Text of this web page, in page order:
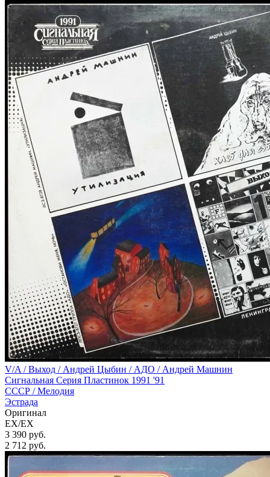
V/A / Выход / Андрей Цыбин / АДО / Андрей Машнин
Сигнальная Серия Пластинок 1991 '91
СССР /Мелодия
Эстрада
Оригинал
EX/EX
3 390 руб.
2 712 руб.